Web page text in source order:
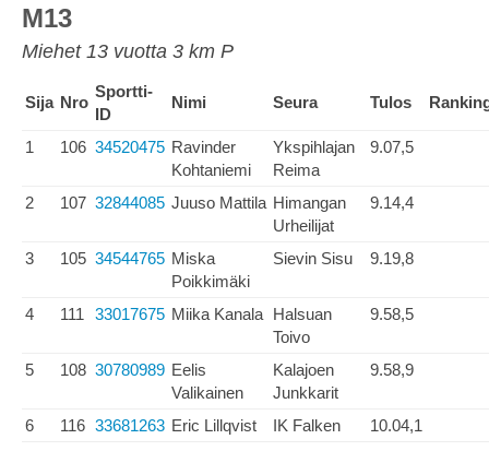
M13
Miehet 13 vuotta 3 km P
Sija Nro
Sportti-
ID
Nimi Seura Tulos
1 106 34520475 Ravinder
Kohtaniemi
Ykspihlajan
Reima
9.07,5
2 107 32844085 Juuso Mattila Himangan
Urheilijat
9.14,4
3 105 34544765 Miska
Poikkimäki
Sievin Sisu 9.19,8
4 111 33017675 Miika Kanala Halsuan
Toivo
9.58,5
5 108 30780989 Eelis
Valikainen
Kalajoen
Junkkarit
9.58,9
6 116 33681263 Eric Lillqvist IK Falken
10.04,1